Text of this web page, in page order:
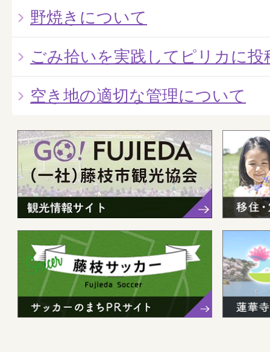
野焼きについて
ごみ拾いを実践してピリカに投
空き地の適切な管理について